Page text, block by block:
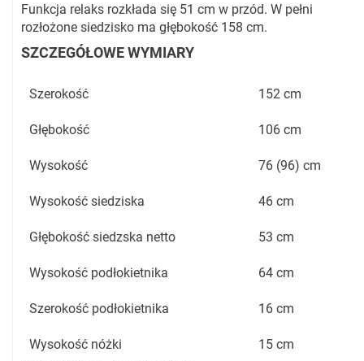
Funkcja relaks rozkłada się 51 cm w przód. W pełni
rozłożone siedzisko ma głębokość 158 cm.
SZCZEGÓŁOWE WYMIARY
Szerokość 152 cm
Głębokość 106 cm
Wysokość 76 (96) cm
Wysokość siedziska 46 cm
Głębokość siedzska netto 53 cm
Wysokość podłokietnika 64 cm
Szerokość podłokietnika 16 cm
Wysokość nóżki 15 cm